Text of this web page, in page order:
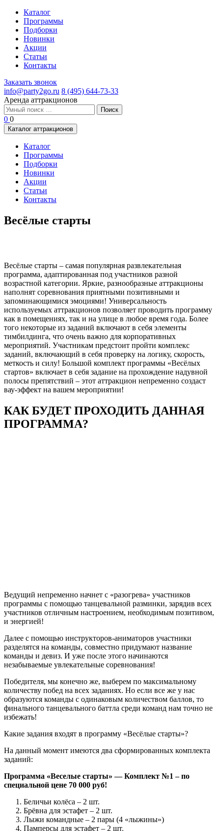
Каталог
Программы
Подборки
Новинки
Акции
Статьи
Контакты
Заказать звонок
info@party2go.ru 8 (495) 644-73-33
Аренда аттракционов
Найти:
0 0
Каталог аттракционов
Каталог
Программы
Подборки
Новинки
Акции
Статьи
Контакты
Весёлые старты
Весёлые старты – самая популярная развлекательная
программа, адаптированная под участников разной
возрастной категории. Яркие, разнообразные аттракционы
наполнят соревнования приятными позитивными и
запоминающимися эмоциями! Универсальность
используемых аттракционов позволяет проводить программу
как в помещениях, так и на улице в любое время года. Более
того некоторые из заданий включают в себя элементы
тимбилдинга, что очень важно для корпоративных
мероприятий. Участникам предстоит пройти комплекс
заданий, включающий в себя проверку на логику, скорость,
меткость и силу! Большой комплект программы «Весёлых
стартов» включает в себя задание на прохождение надувной
полосы препятствий – этот аттракцион непременно создаст
вау-эффект на вашем мероприятии!
КАК БУДЕТ ПРОХОДИТЬ ДАННАЯ
ПРОГРАММА?
Ведущий непременно начнет с «разогрева» участников
программы с помощью танцевальной разминки, зарядив всех
участников отличным настроением, необходимым позитивом,
и энергией!
Далее с помощью инструкторов-аниматоров участники
разделятся на команды, совместно придумают название
команды и девиз. И уже после этого начинаются
незабываемые увлекательные соревнования!
Победителя, мы конечно же, выберем по максимальному
количеству побед на всех заданиях. Но если все же у нас
образуются команды с одинаковым количеством баллов, то
финального танцевального баттла среди команд нам точно не
избежать!
Какие задания входят в программу «Весёлые старты»?
На данный момент имеются два сформированных комплекта
заданий:
Программа «Веселые старты» — Комплект №1 – по
специальной цене 70 000 руб!
Беличьи колёса – 2 шт.
Брёвна для эстафет – 2 шт.
Лыжи командные – 2 пары (4 «лыжины»)
Памперсы для эстафет – 2 шт.